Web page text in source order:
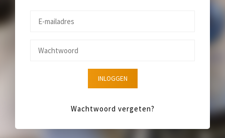
INLOGGEN
Wachtwoord vergeten?